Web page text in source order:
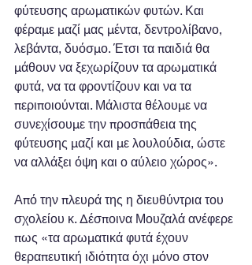
φύτευσης αρωματικών φυτών. Και
φέραμε μαζί μας μέντα, δεντρολίβανο,
λεβάντα, δυόσμο. Έτσι τα παιδιά θα
μάθουν να ξεχωρίζουν τα αρωματικά
φυτά, να τα φροντίζουν και να τα
περιποιούνται. Μάλιστα θέλουμε να
συνεχίσουμε την προσπάθεια της
φύτευσης μαζί και με λουλούδια, ώστε
να αλλάξει όψη και ο αύλειο χώρος».
Από την πλευρά της η διευθύντρια του
σχολείου κ. Δέσποινα Μουζαλά ανέφερε
πως «τα αρωματικά φυτά έχουν
θεραπευτική ιδιότητα όχι μόνο στον